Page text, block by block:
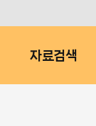
자료검색